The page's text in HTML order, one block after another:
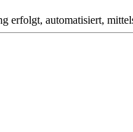
erfolgt, automatisiert,